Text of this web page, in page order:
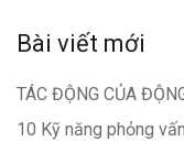
Bài viết mới
TÁC ĐỘNG CỦA
10 Kỹ năng phỏng